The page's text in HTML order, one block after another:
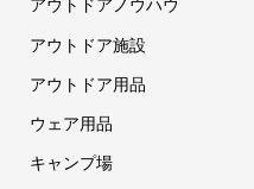
アウトドアノウハウ
アウトドア施設
アウトドア用品
ウェア用品
キャンプ場